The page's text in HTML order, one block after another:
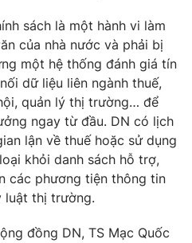
sách là một hành vi làm
của nhà nước và phải bị
một hệ thống đánh giá tín
dữ liệu liên ngành thuế,
quản lý thị trường… để
ngay từ đầu. DN có lịch
lận về thuế hoặc sử dụng
khỏi danh sách hỗ trợ,
các phương tiện thông tin
luật thị trường.
đồng DN, TS Mạc Quốc